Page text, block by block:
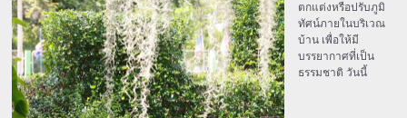
ตกแต่งหรือปรับภูมิ
ทัศน์ภายในบริเวณ
บ้าน เพื่อให้มี
บรรยากาศที่เป็น
ธรรมชาติ วันนี้